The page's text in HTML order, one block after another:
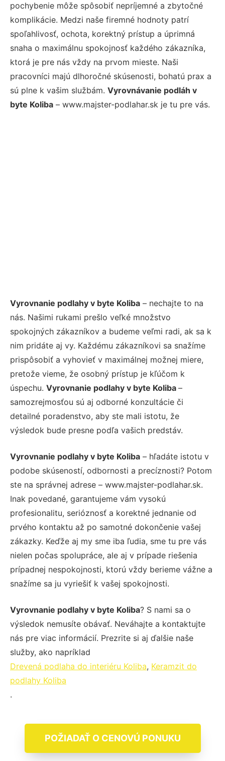
pochybenie môže spôsobiť nepríjemné a zbytočné
komplikácie. Medzi naše firemné hodnoty patrí
spoľahlivosť, ochota, korektný prístup a úprimná
snaha o maximálnu spokojnosť každého zákazníka,
ktorá je pre nás vždy na prvom mieste. Naši
pracovníci majú dlhoročné skúsenosti, bohatú prax a
sú plne k vašim službám. Vyrovnávanie podláh v
byte Koliba – www.majster-podlahar.sk je tu pre vás.
Vyrovnanie podlahy v byte Koliba – nechajte to na
nás. Našimi rukami prešlo veľké množstvo
spokojných zákazníkov a budeme veľmi radi, ak sa k
nim pridáte aj vy. Každému zákazníkovi sa snažíme
prispôsobiť a vyhovieť v maximálnej možnej miere,
pretože vieme, že osobný prístup je kľúčom k
úspechu. Vyrovnanie podlahy v byte Koliba –
samozrejmosťou sú aj odborné konzultácie či
detailné poradenstvo, aby ste mali istotu, že
výsledok bude presne podľa vašich predstáv.
Vyrovnanie podlahy v byte Koliba – hľadáte istotu v
podobe skúseností, odbornosti a precíznosti? Potom
ste na správnej adrese – www.majster-podlahar.sk.
Inak povedané, garantujeme vám vysokú
profesionalitu, serióznosť a korektné jednanie od
prvého kontaktu až po samotné dokončenie vašej
zákazky. Keďže aj my sme iba ľudia, sme tu pre vás
nielen počas spolupráce, ale aj v prípade riešenia
prípadnej nespokojnosti, ktorú vždy berieme vážne a
snažíme sa ju vyriešiť k vašej spokojnosti.
Vyrovnanie podlahy v byte Koliba? S nami sa o
výsledok nemusíte obávať. Neváhajte a kontaktujte
nás pre viac informácií. Prezrite si aj ďalšie naše
služby, ako napríklad
Drevená podlaha do interiéru Koliba, Keramzit do
podlahy Koliba
.
POŽIADAŤ O CENOVÚ PONUKU